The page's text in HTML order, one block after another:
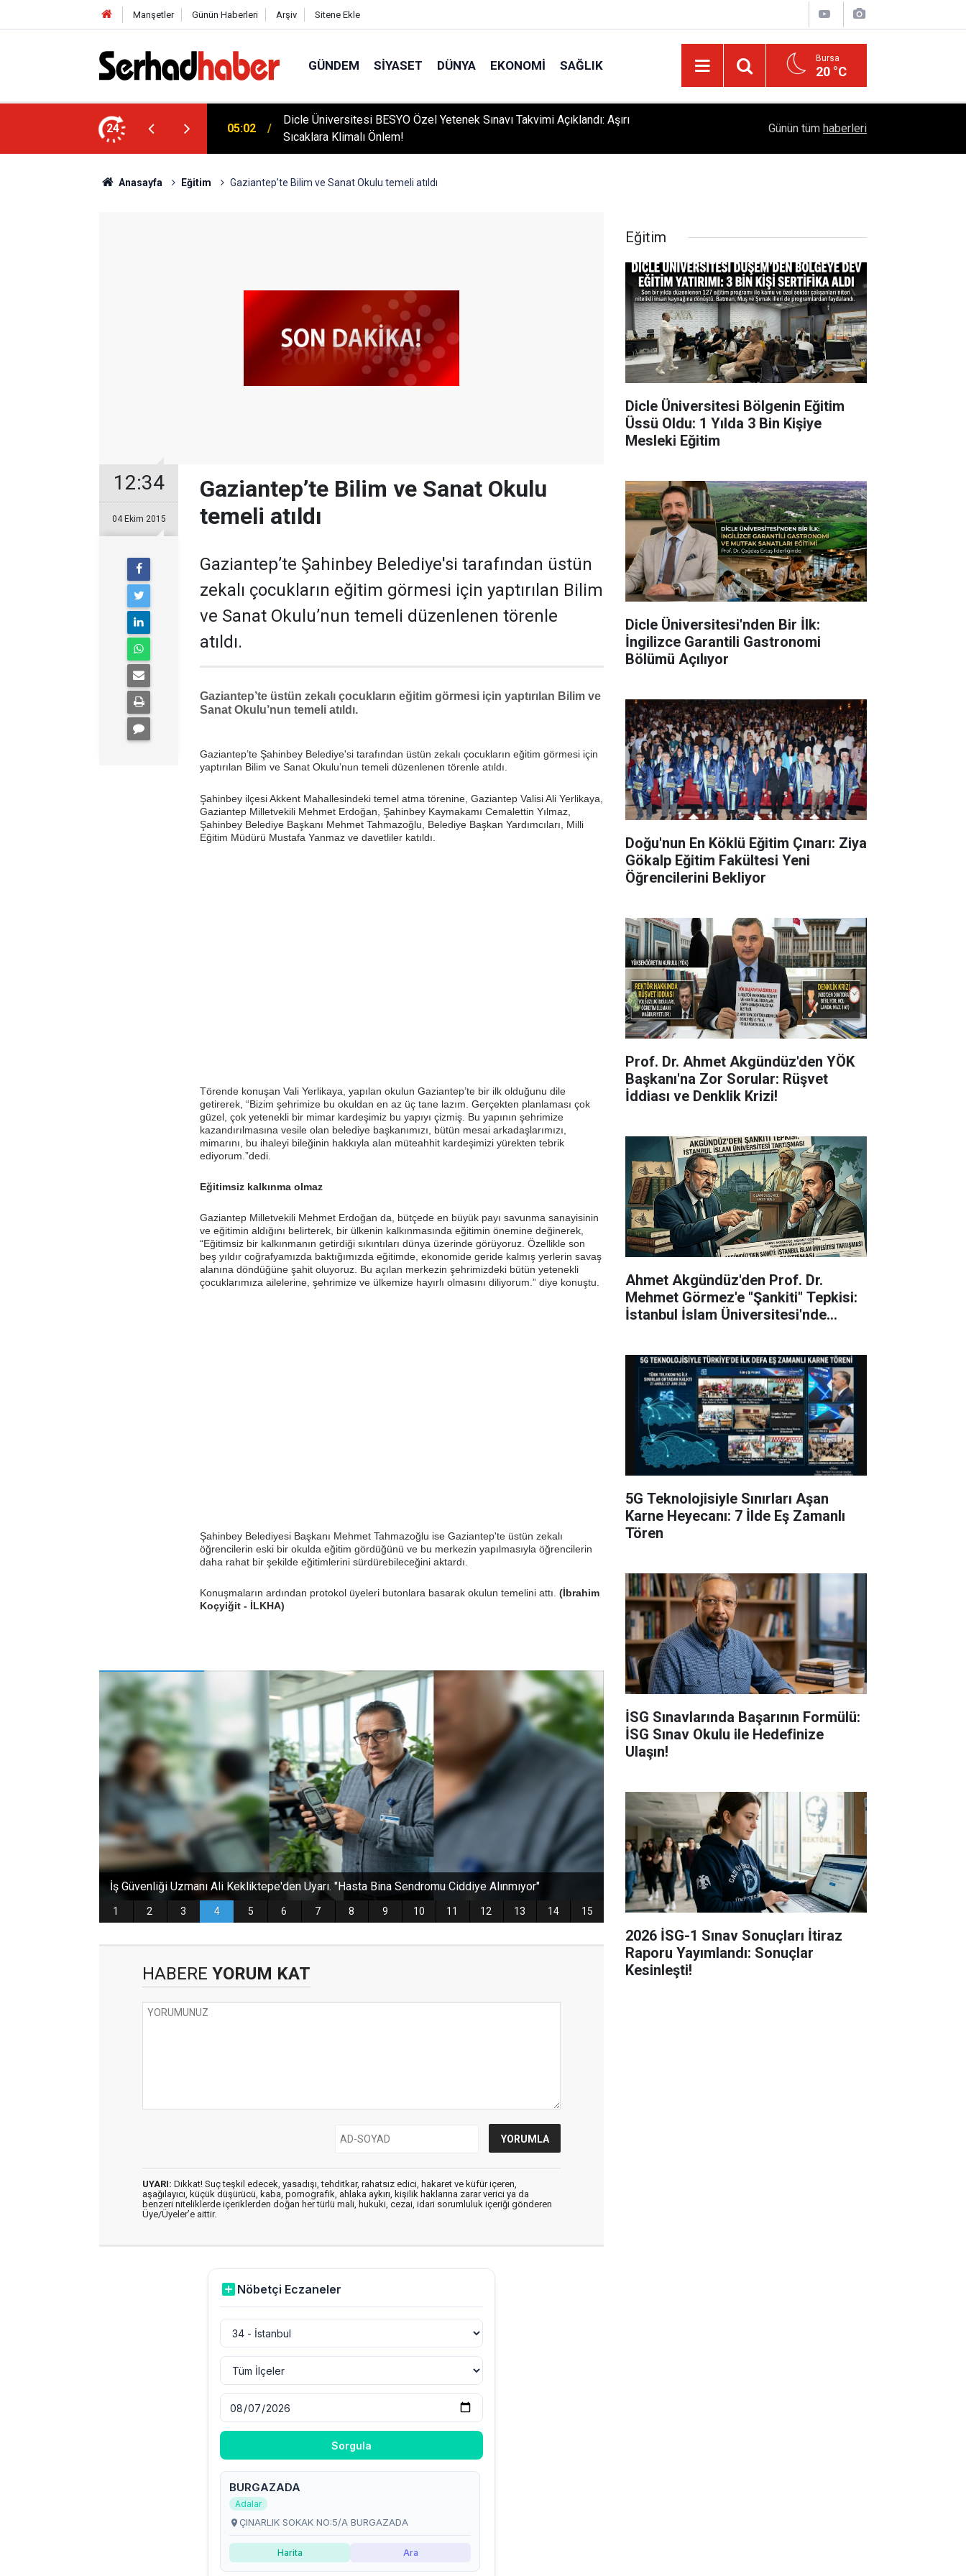
Manşetler Günün Haberleri Arşiv Sitene Ekle
GÜNDEM SIYASET DÜNYA EKONOMI SAĞLIK Bursa
20 °C
24
Zirvesine Güçlü Destek: Rektör Prof. Dr.
05:02
Dicle Üniversitesi BESYO Özel Yetenek Sınavı Takvimi Açıklandı: Aşırı
Sıcaklara Klimalı Önlem!
Diyarbakır'da İşçi Kıyımı: 45 Derece Sıcakta
Günün tüm haberleri
Anasayfa Eğitim Gaziantep’te Bilim ve Sanat Okulu temeli atıldı
12:34
04 Ekim 2015
Gaziantep’te Bilim ve Sanat Okulu
temeli atıldı
Gaziantep’te Şahinbey Belediye'si tarafından üstün
zekalı çocukların eğitim görmesi için yaptırılan Bilim
ve Sanat Okulu’nun temeli düzenlenen törenle
atıldı.
Gaziantep’te üstün zekalı çocukların eğitim görmesi için yaptırılan Bilim ve
Sanat Okulu’nun temeli atıldı.
Gaziantep’te Şahinbey Belediye'si tarafından üstün zekalı çocukların eğitim görmesi için
yaptırılan Bilim ve Sanat Okulu’nun temeli düzenlenen törenle atıldı.
Şahinbey ilçesi Akkent Mahallesindeki temel atma törenine, Gaziantep Valisi Ali Yerlikaya,
Gaziantep Milletvekili Mehmet Erdoğan, Şahinbey Kaymakamı Cemalettin Yılmaz,
Şahinbey Belediye Başkanı Mehmet Tahmazoğlu, Belediye Başkan Yardımcıları, Milli
Eğitim Müdürü Mustafa Yanmaz ve davetliler katıldı.
Törende konuşan Vali Yerlikaya, yapılan okulun Gaziantep’te bir ilk olduğunu dile
getirerek, “Bizim şehrimize bu okuldan en az üç tane lazım. Gerçekten planlaması çok
güzel, çok yetenekli bir mimar kardeşimiz bu yapıyı çizmiş. Bu yapının şehrimize
kazandırılmasına vesile olan belediye başkanımızı, bütün mesai arkadaşlarımızı,
mimarını, bu ihaleyi bileğinin hakkıyla alan müteahhit kardeşimizi yürekten tebrik
ediyorum.”dedi.
Eğitimsiz kalkınma olmaz
Gaziantep Milletvekili Mehmet Erdoğan da, bütçede en büyük payı savunma sanayisinin
ve eğitimin aldığını belirterek, bir ülkenin kalkınmasında eğitimin önemine değinerek,
“Eğitimsiz bir kalkınmanın getirdiği sıkıntıları dünya üzerinde görüyoruz. Özellikle son
beş yıldır coğrafyamızda baktığımızda eğitimde, ekonomide geride kalmış yerlerin savaş
alanına döndüğüne şahit oluyoruz. Bu açılan merkezin şehrimizdeki bütün yetenekli
çocuklarımıza ailelerine, şehrimize ve ülkemize hayırlı olmasını diliyorum.” diye konuştu.
Şahinbey Belediyesi Başkanı Mehmet Tahmazoğlu ise Gaziantep'te üstün zekalı
öğrencilerin eski bir okulda eğitim gördüğünü ve bu merkezin yapılmasıyla öğrencilerin
daha rahat bir şekilde eğitimlerini sürdürebileceğini aktardı.
Konuşmaların ardından protokol üyeleri butonlara basarak okulun temelini attı. (İbrahim
Koçyiğit - İLKHA)
HABERE YORUM KAT
UYARI: Dikkat! Suç teşkil edecek, yasadışı, tehditkar, rahatsız edici, hakaret ve küfür içeren,
aşağılayıcı, küçük düşürücü, kaba, pornografik, ahlaka aykırı, kişilik haklarına zarar verici ya da
benzeri niteliklerde içeriklerden doğan her türlü mali, hukuki, cezai, idari sorumluluk içeriği gönderen
Üye/Üyeler’e aittir.
Eğitim
Dicle Üniversitesi Bölgenin Eğitim
Üssü Oldu: 1 Yılda 3 Bin Kişiye
Mesleki Eğitim
Dicle Üniversitesi'nden Bir İlk:
İngilizce Garantili Gastronomi
Bölümü Açılıyor
Doğu'nun En Köklü Eğitim Çınarı: Ziya
Gökalp Eğitim Fakültesi Yeni
Öğrencilerini Bekliyor
Prof. Dr. Ahmet Akgündüz'den YÖK
Başkanı'na Zor Sorular: Rüşvet
İddiası ve Denklik Krizi!
Ahmet Akgündüz'den Prof. Dr.
Mehmet Görmez'e "Şankiti" Tepkisi:
İstanbul İslam Üniversitesi'nde
5G Teknolojisiyle Sınırları Aşan
Karne Heyecanı: 7 İlde Eş Zamanlı
Tören
İSG Sınavlarında Başarının Formülü:
İSG Sınav Okulu ile Hedefinize
Ulaşın!
2026 İSG-1 Sınav Sonuçları İtiraz
Raporu Yayımlandı: Sonuçlar
Kesinleşti!